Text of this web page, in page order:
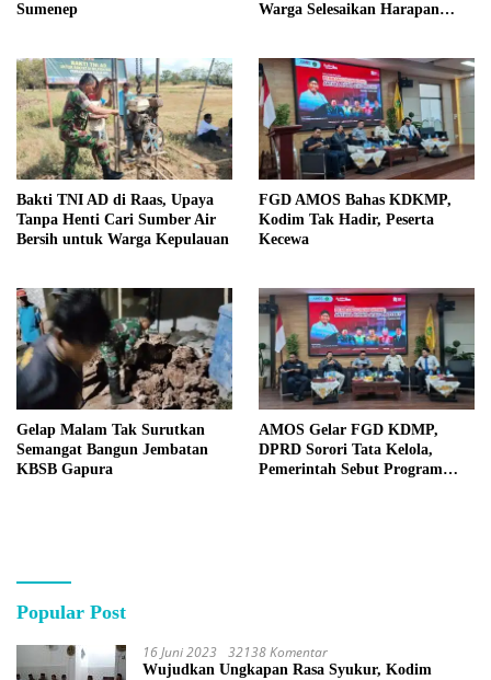
Sumenep
Warga Selesaikan Harapan
Bakti TNI AD di Raas, Upaya
Tanpa Henti Cari Sumber Air
Bersih untuk Warga Kepulauan
FGD AMOS Bahas KDKMP,
Kodim Tak Hadir, Peserta
Kecewa
Gelap Malam Tak Surutkan
Semangat Bangun Jembatan
KBSB Gapura
AMOS Gelar FGD KDMP,
DPRD Sorori Tata Kelola,
Pemerintah Sebut Program
Popular Post
16 Juni 2023 32138 Komentar
Wujudkan Ungkapan Rasa Syukur, Kodim